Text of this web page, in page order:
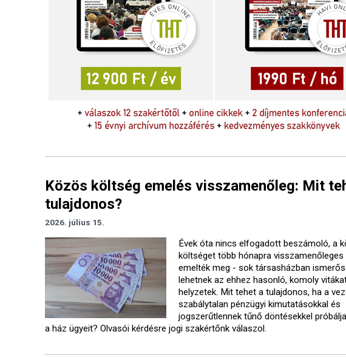
Közös költség emelés visszamenőleg: Mit
tulajdonos?
2026. július 15.
Évek óta nincs elfogadott beszámoló, a
költséget több hónapra visszamenőleges
emelték meg - sok társasházban
lehetnek az ehhez hasonló, komoly
helyzetek. Mit tehet a tulajdonos, ha a
szabálytalan pénzügyi kimutatásokkal és
jogszerűtlennek tűnő döntésekkel
a ház ügyeit? Olvasói kérdésre jogi szakértőnk válaszol.